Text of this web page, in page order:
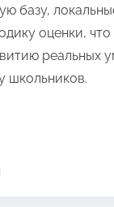
базу,
оценки, что
реальных
школьников.